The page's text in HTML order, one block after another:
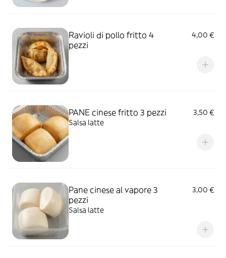
Ravioli di pollo fritto 4
pezzi
4,00 €
PANE cinese fritto 3 pezzi
3,50 €
Salsa latte
Pane cinese al vapore 3
pezzi
3,00 €
Salsa latte